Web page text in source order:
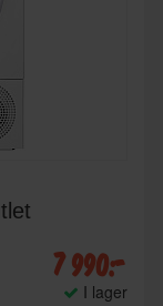
7 990:-
I lager